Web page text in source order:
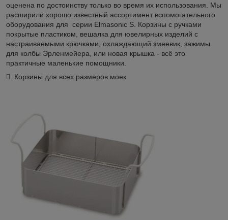
оценена по достоинству только во время их использования. Мы
расширили хорошо известный ассортимент вспомогательного
оборудования для серии Elmasonic S. Корзины с ручками
покрытые пластиком, вешалка для ювелирных изделий с
настраиваемыми крючками, охлаждающий змеевик, зажимы
для колбы Эрленмейера, или новая крышка - всё это
практичные маленькие помощники.
 Корзины для всех размеров моек